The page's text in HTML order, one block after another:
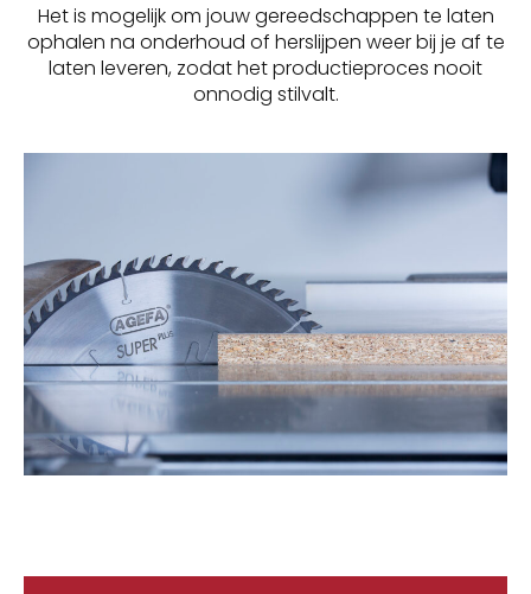
Het is mogelijk om jouw gereedschappen te laten
ophalen na onderhoud of herslijpen weer bij je af te
laten leveren, zodat het productieproces nooit
onnodig stilvalt.